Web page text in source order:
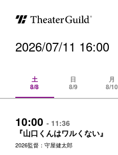
2026/07/11 16:00
土
8/8
日
8/9
月
8/10
10:00 - 11:36
『山口くんはワルくない』
2026監督：守屋健太郎